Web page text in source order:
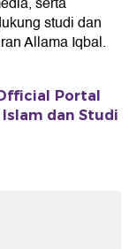
studi dan
Allama Iqbal.
Portal
dan Studi